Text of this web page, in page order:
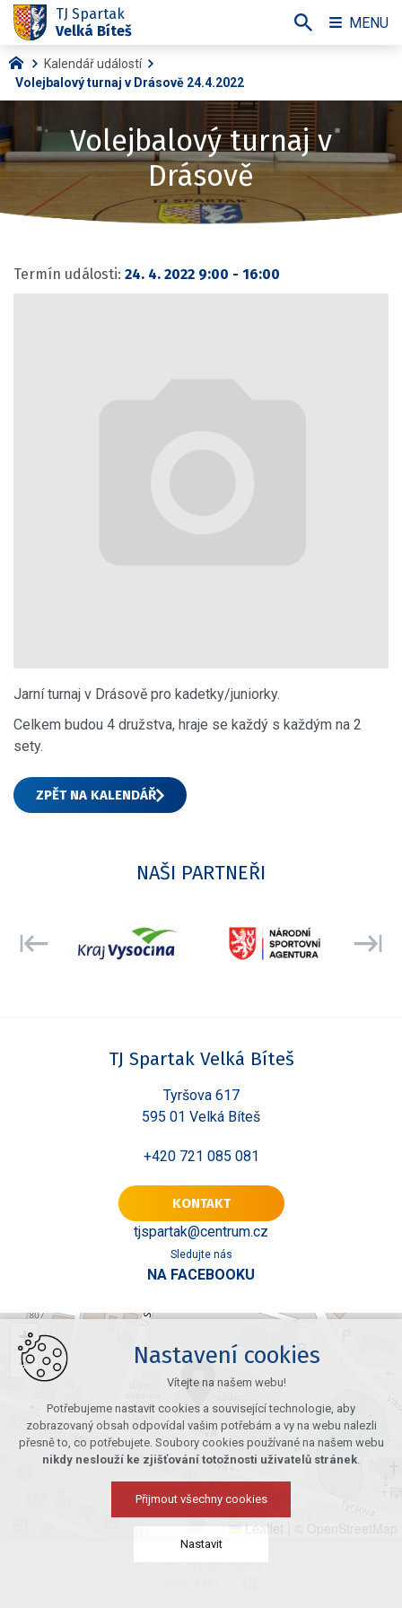
Kalendář událostí
Volejbalový turnaj v Drásově 24.4.2022
Volejbalový turnaj v
Drásově
Termín události: 24. 4. 2022 9:00 - 16:00
Jarní turnaj v Drásově pro kadetky/juniorky.
Celkem budou 4 družstva, hraje se každý s každým na 2
sety.
ZPĚT NA KALENDÁŘ
NAŠI PARTNEŘI
TJ Spartak Velká Bíteš
Tyršova 617
595 01 Velká Bíteš
+420 721 085 081
KONTAKT
tjspartak@centrum.cz
Sledujte nás
NA FACEBOOKU
+
−
TJ Spartak
Velká Bíteš
MENU
Nastavení cookies
Vítejte na našem webu!
Potřebujeme nastavit cookies a související technologie, aby
zobrazovaný obsah odpovídal vašim potřebám a vy na webu nalezli
přesně to, co potřebujete. Soubory cookies používané na našem webu
nikdy neslouží ke zjišťování totožnosti uživatelů stránek.
Přijmout všechny cookies
Nastavit